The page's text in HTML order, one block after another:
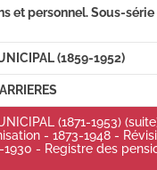
et personnel. Sous-série
(1859-1952)
(1871-1953)
- 1873-1948 -
1930 - Registre des